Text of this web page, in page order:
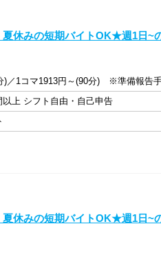
夏休みの短期バイトOK★週1日~
)／1コマ1913円～(90分) ※準備報告
上 シフト自由・自己申告
夏休みの短期バイトOK★週1日~